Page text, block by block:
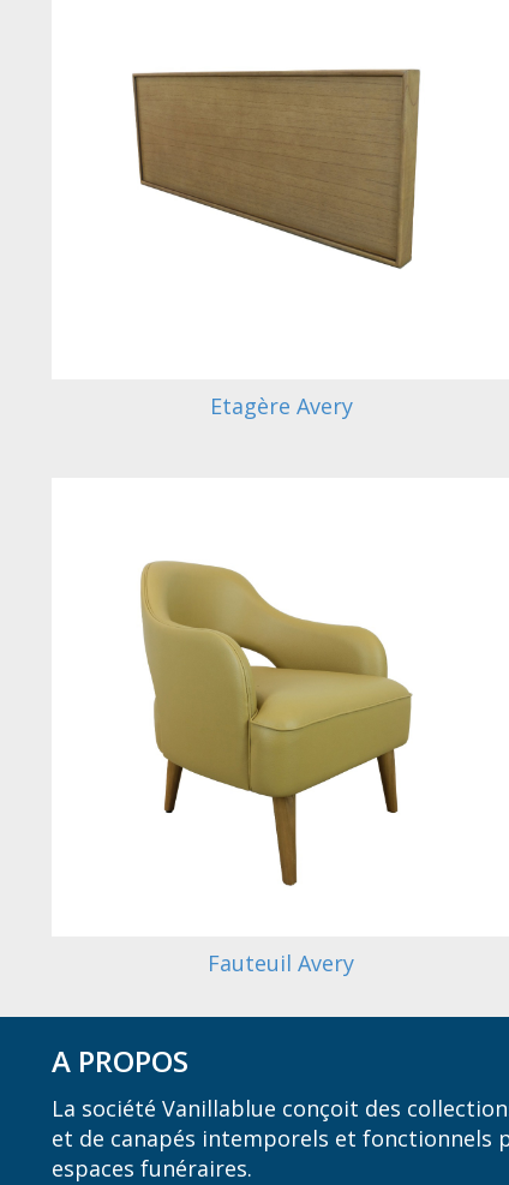
Etagère Avery
Fauteuil Avery
A PROPOS
La société Vanillablue conçoit des
et de canapés intemporels et fonctionnels
espaces funéraires.